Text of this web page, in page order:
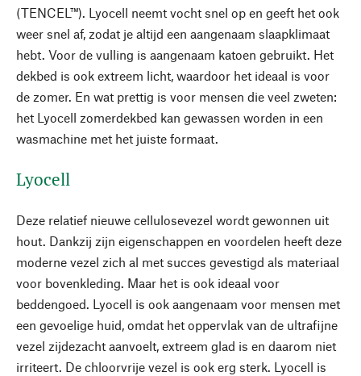
(TENCEL™). Lyocell neemt vocht snel op en geeft het ook
weer snel af, zodat je altijd een aangenaam slaapklimaat
hebt. Voor de vulling is aangenaam katoen gebruikt. Het
dekbed is ook extreem licht, waardoor het ideaal is voor
de zomer. En wat prettig is voor mensen die veel zweten:
het Lyocell zomerdekbed kan gewassen worden in een
wasmachine met het juiste formaat.
Lyocell
Deze relatief nieuwe cellulosevezel wordt gewonnen uit
hout. Dankzij zijn eigenschappen en voordelen heeft deze
moderne vezel zich al met succes gevestigd als materiaal
voor bovenkleding. Maar het is ook ideaal voor
beddengoed. Lyocell is ook aangenaam voor mensen met
een gevoelige huid, omdat het oppervlak van de ultrafijne
vezel zijdezacht aanvoelt, extreem glad is en daarom niet
irriteert. De chloorvrije vezel is ook erg sterk. Lyocell is